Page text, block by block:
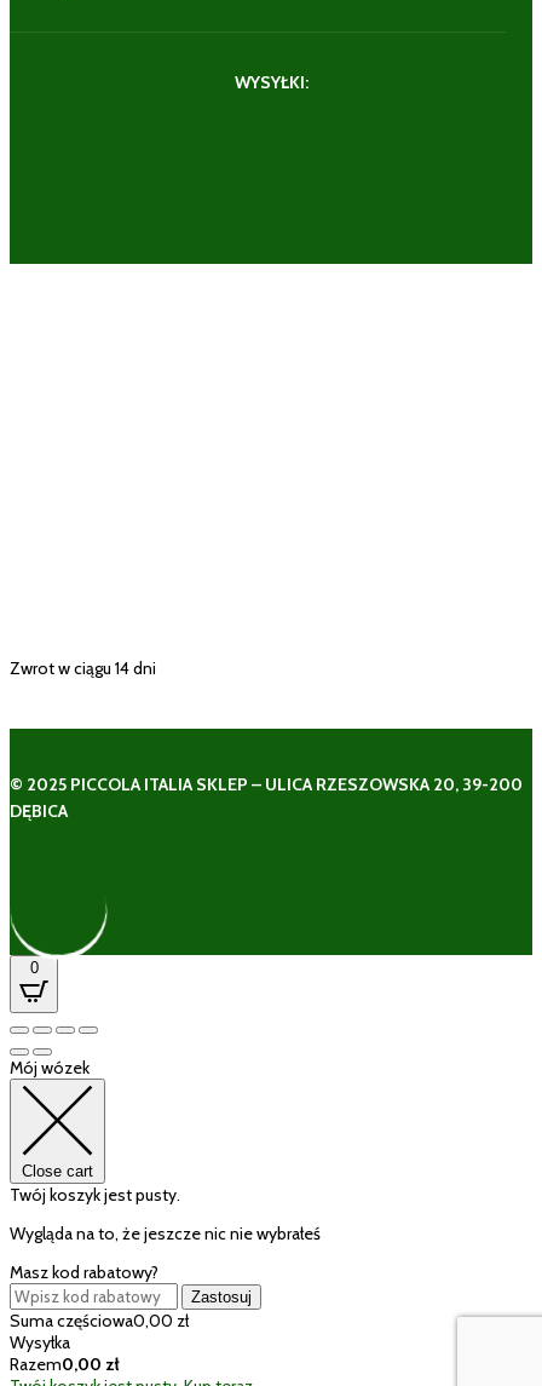
WYSYŁKI:
Zwrot w ciągu 14 dni
© 2025 PICCOLA ITALIA SKLEP – ULICA RZESZOWSKA 20, 39-200
DĘBICA
0
Mój wózek
Close cart
Twój koszyk jest pusty.
Wygląda na to, że jeszcze nic nie wybrałeś
Masz kod rabatowy?
Zastosuj
Suma częściowa0,00 zł
Wysyłka
Razem0,00 zł